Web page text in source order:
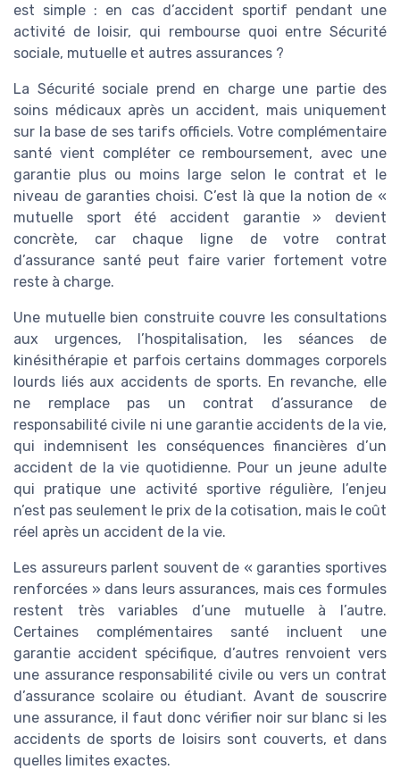
est simple : en cas d’accident sportif pendant une
activité de loisir, qui rembourse quoi entre Sécurité
sociale, mutuelle et autres assurances ?
La Sécurité sociale prend en charge une partie des
soins médicaux après un accident, mais uniquement
sur la base de ses tarifs officiels. Votre complémentaire
santé vient compléter ce remboursement, avec une
garantie plus ou moins large selon le contrat et le
niveau de garanties choisi. C’est là que la notion de «
mutuelle sport été accident garantie » devient
concrète, car chaque ligne de votre contrat
d’assurance santé peut faire varier fortement votre
reste à charge.
Une mutuelle bien construite couvre les consultations
aux urgences, l’hospitalisation, les séances de
kinésithérapie et parfois certains dommages corporels
lourds liés aux accidents de sports. En revanche, elle
ne remplace pas un contrat d’assurance de
responsabilité civile ni une garantie accidents de la vie,
qui indemnisent les conséquences financières d’un
accident de la vie quotidienne. Pour un jeune adulte
qui pratique une activité sportive régulière, l’enjeu
n’est pas seulement le prix de la cotisation, mais le coût
réel après un accident de la vie.
Les assureurs parlent souvent de « garanties sportives
renforcées » dans leurs assurances, mais ces formules
restent très variables d’une mutuelle à l’autre.
Certaines complémentaires santé incluent une
garantie accident spécifique, d’autres renvoient vers
une assurance responsabilité civile ou vers un contrat
d’assurance scolaire ou étudiant. Avant de souscrire
une assurance, il faut donc vérifier noir sur blanc si les
accidents de sports de loisirs sont couverts, et dans
quelles limites exactes.